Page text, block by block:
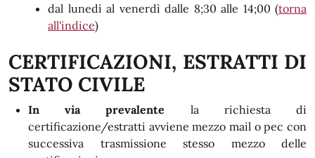
dal lunedì al venerdì dalle 8;30 alle 14;00 (torna
all'indice)
CERTIFICAZIONI, ESTRATTI DI
STATO CIVILE
In via prevalente la richiesta di
certificazione/estratti avviene mezzo mail o pec con
successiva trasmissione stesso mezzo delle